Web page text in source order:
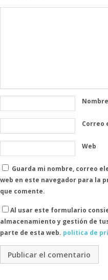
Correo
Web
Guarda mi nombre, correo
web en este navegador para la
que comente.
Al usar este formulario
almacenamiento y gestión de
parte de esta web. politica de